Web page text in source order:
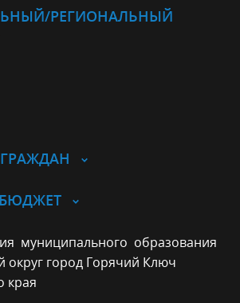
РЕГИОНАЛЬНЫЙ
муниципального образования
округ город Горячий Ключ
края